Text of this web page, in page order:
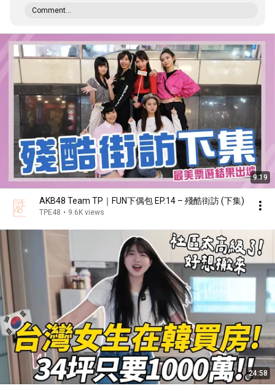
Comment...
9:19
AKB48 Team TP｜FUN下偶包 EP.14 – 殘酷街訪 (下集)
TPE48 • 9.6K views
24:58